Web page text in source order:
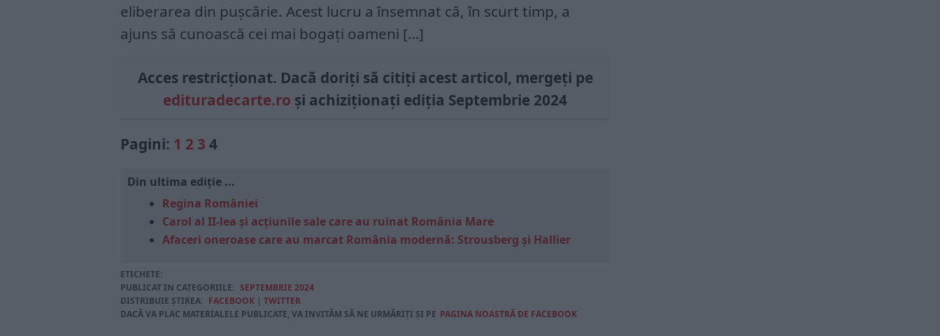
eliberarea din pușcărie. Acest lucru a însemnat că, în scurt timp, a
ajuns să cunoască cei mai bogați oameni […]
Acces restricționat. Dacă doriți să citiți acest articol, mergeți pe
edituradecarte.ro și achiziționați ediția Septembrie 2024
Pagini: 1 2 3 4
Din ultima ediție ...
Regina României
Carol al II-lea și acțiunile sale care au ruinat România Mare
Afaceri oneroase care au marcat România modernă: Strousberg și Hallier
ETICHETE:
PUBLICAT IN CATEGORIILE: SEPTEMBRIE 2024
DISTRIBUIE ȘTIREA: FACEBOOK | TWITTER
DACĂ VA PLAC MATERIALELE PUBLICATE, VA INVITĂM SĂ NE URMĂRIȚI ȘI PE PAGINA NOASTRĂ DE FACEBOOK